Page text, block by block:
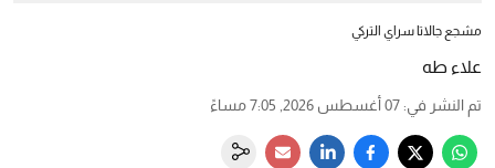
مشجع جالاتا سراي التركي
علاء طه
تم النشر في: 07 أغسطس 2026, 7:05 مساءً